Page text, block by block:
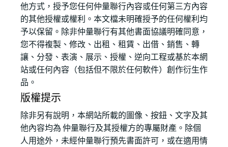
他方式，授予您任何仲量聯行內容或任何第三方內容
的其他授權或權利。本文檔未明確授予的任何權利均
予以保留。除非仲量聯行有其他書面協議明確同意，
您不得複製、修改、出租、租賃、出借、銷售、轉
讓、分發、表演、展示、授權、逆向工程或基於本網
站或任何內容（包括但不限於任何軟件）創作衍生作
品。
版權提示
除非另有說明，本網站所載的圖像、按鈕、文字及其
他內容均為 仲量聯行及其授權方的專屬財產。除個
人用途外，未經仲量聯行預先書面許可，或在適用情